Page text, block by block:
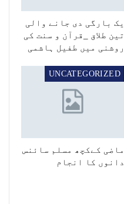
یک بارگی دی جانے والی
تین طلاق _قرآن و سنت کی
روشنی میں طفیل ہاشمی
UNCATEGORIZED
ماضی کےکچھ مسلم سائنس
دانوں کا انجام